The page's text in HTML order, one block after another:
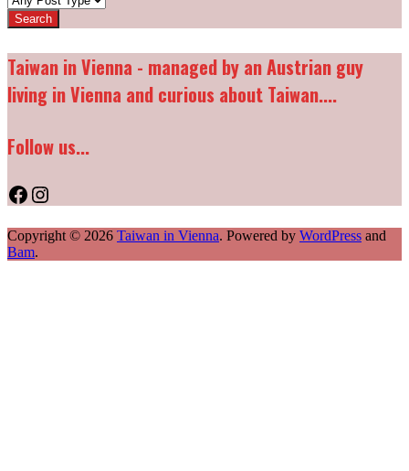
types:
Taiwan in Vienna - managed by an Austrian guy
living in Vienna and curious about Taiwan....
Follow us...
Facebook
Instagram
Copyright © 2026 Taiwan in Vienna. Powered by WordPress and
Bam.